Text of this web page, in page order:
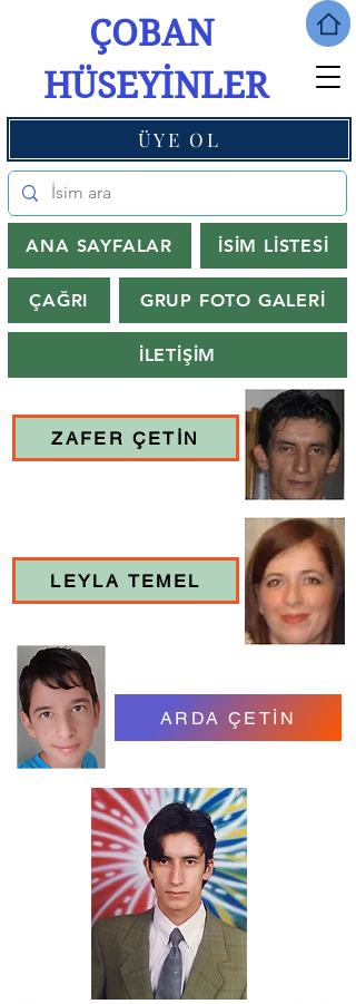
ÇOBAN
HÜSEYİNLER
ANA SAYFALAR İSİM LİSTESİ
ÇAĞRI GRUP FOTO GALERİ
İLETİŞİM
ÜYE OL
ZAFER ÇETİN
LEYLA TEMEL
ARDA ÇETİN